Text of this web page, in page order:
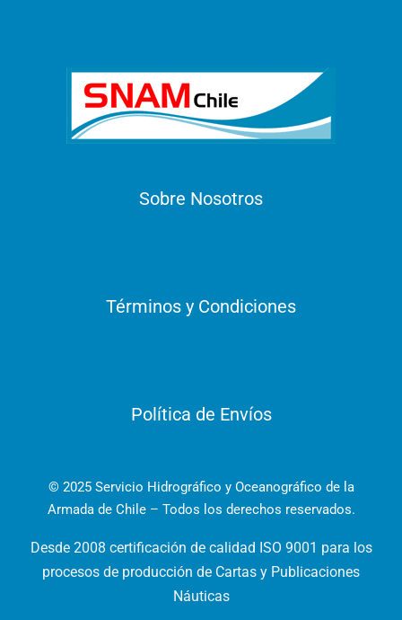
Sobre Nosotros
Términos y Condiciones
Política de Envíos
© 2025 Servicio Hidrográfico y Oceanográfico de la
Armada de Chile – Todos los derechos reservados.
Desde 2008 certificación de calidad ISO 9001 para los
procesos de producción de Cartas y Publicaciones
Náuticas